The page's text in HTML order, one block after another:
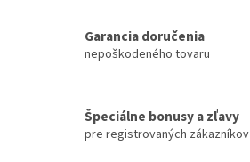
Garancia doručenia
nepoškodeného tovaru
Špeciálne bonusy a zľavy
pre registrovaných zákazníkov